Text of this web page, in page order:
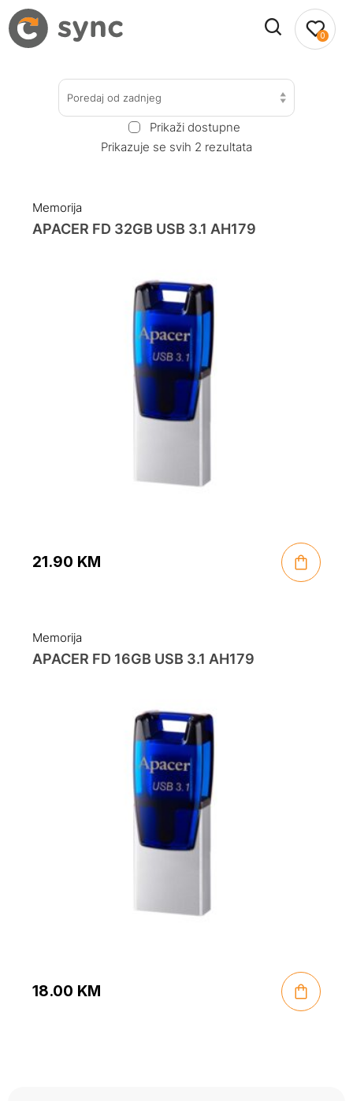
0
Poredaj od zadnjeg
Prikaži dostupne
Prikazuje se svih 2 rezultata
Memorija
APACER FD 32GB USB 3.1 AH179
21.90 KM
Memorija
APACER FD 16GB USB 3.1 AH179
18.00 KM